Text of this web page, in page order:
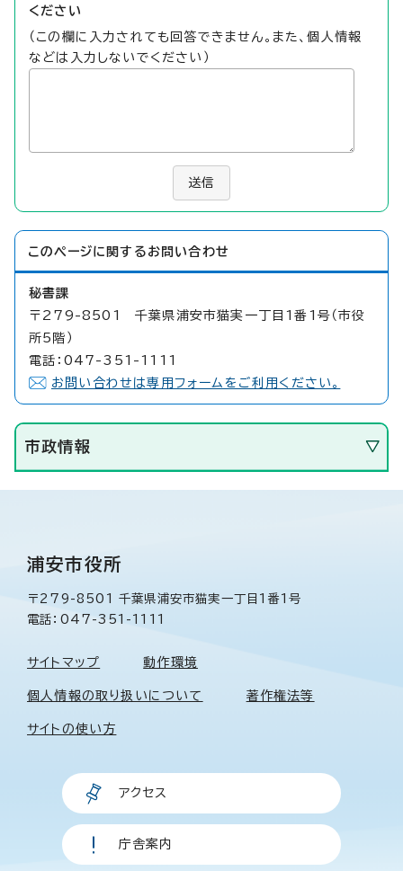
ください
（この欄に入力されても回答できません。また、個人情報
などは入力しないでください）
送信
このページに関する お問い合わせ
秘書課
〒279-8501 千葉県浦安市猫実一丁目1番1号（市役
所5階）
電話：047-351-1111
お問い合わせは専用フォームをご利用ください。
市政情報
浦安市役所
〒279-8501 千葉県浦安市猫実一丁目1番1号
電話：047-351-1111
サイトマップ 動作環境
個人情報の取り扱いについて 著作権法等
サイトの使い方
アクセス
庁舎案内